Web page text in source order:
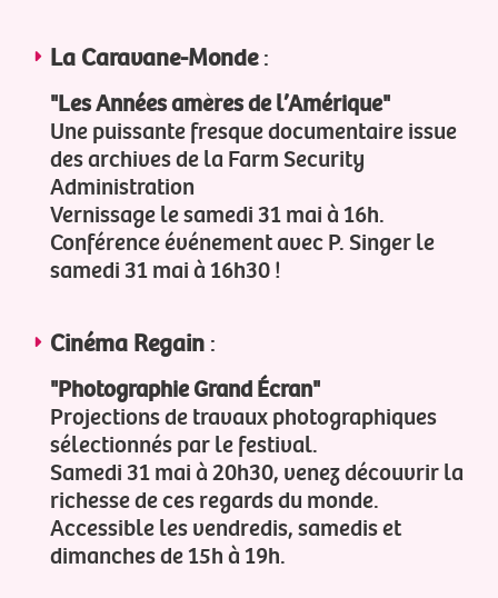
La Caravane-Monde:
"Les Années amères de l’Amérique"
Une puissante fresque documentaire issue
des archives de la Farm Security
Administration
Vernissage le samedi 31 mai à 16h.
Conférence événement avec P. Singer le
samedi 31 mai à 16h30 !
Cinéma Regain :
"Photographie Grand Écran"
Projections de travaux photographiques
sélectionnés par le festival.
Samedi 31 mai à 20h30, venez découvrir la
richesse de ces regards du monde.
Accessible les vendredis, samedis et
dimanches de 15h à 19h.